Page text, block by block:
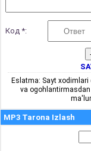
Код *:
Eslatma: Sayt
va
MP3 Tarona Izlash